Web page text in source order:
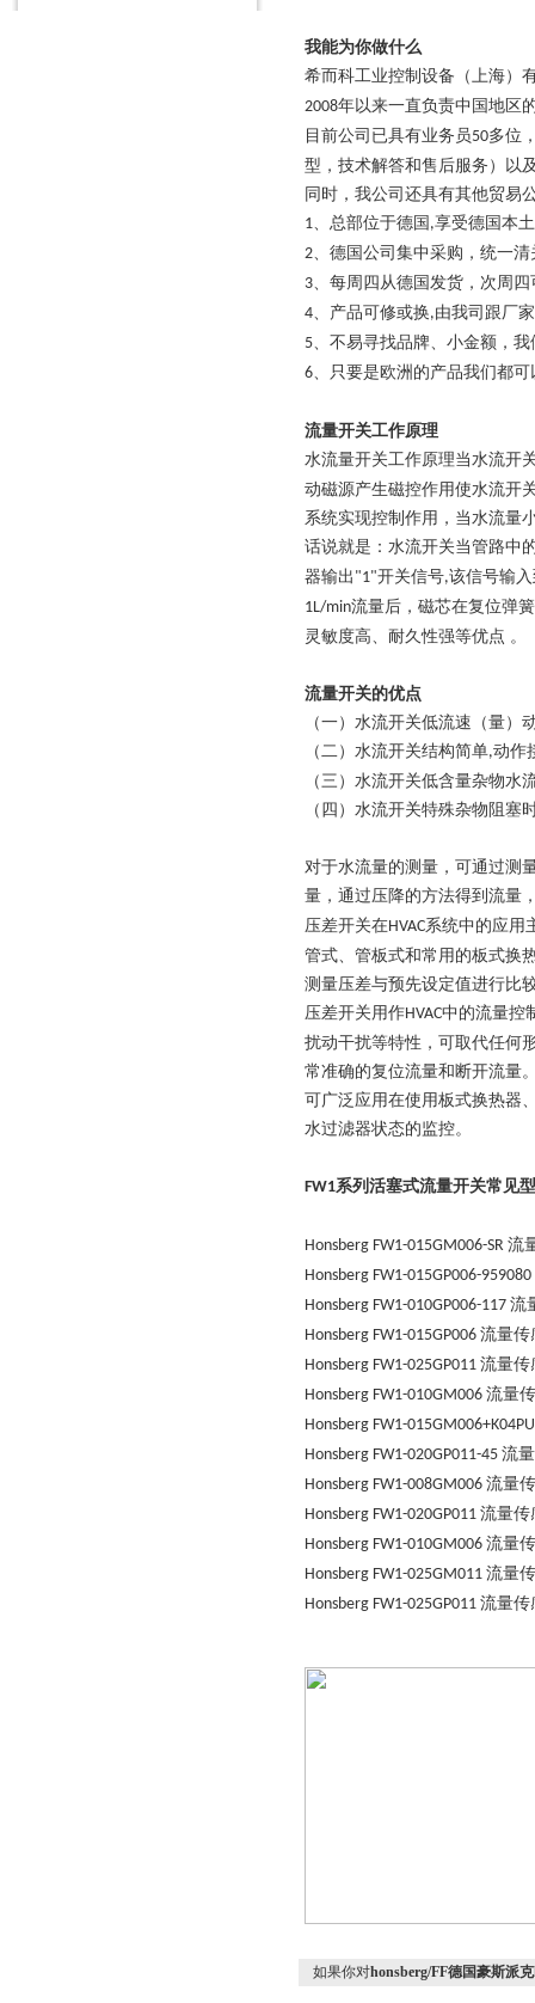
我能为你做什么
希而科工业控制设备（上海）
2008年以来一直负责中国地区
目前公司已具有业务员50多位
型，技术解答和售后服务）以
同时，我公司还具有其他贸易
1、总部位于德国 ,享受德国本
2、德国公司集中采购，统一清
3、每周四从德国发货，次周
4、产品可修或换,由我司跟厂
5、不易寻找品牌、小金额，
6、只要是欧洲的产品我们都
流量开关工作原理
水流量开关工作原理当水流开
动磁源产生磁控作用使水流开
系统实现控制作用，当水流量
话说就是：水流开关当管路中
器输出 "1"开关信号,该信号输
1L/min流量后，磁芯在复位弹
灵敏度高、耐久性强等优点 。
流量开关的优点
（一）水流开关低流速（量）
（二）水流开关结构简单,动作
（三）水流开关低含量杂物水
（四）水流开关特殊杂物阻塞
对于水流量的测量，可通过测
量，通过压降的方法得到流量
压差开关在HVAC系统中的应用
管式、管板式和常用的板式换
测量压差与预先设定值进行比
压差开关用作HVAC中的流量控
扰动干扰等特性，可取代任何
常准确的复位流量和断开流量
可广泛应用在使用板式换热器
水过滤器状态的监控。
FW1系列活塞式流量开关常见
Honsberg FW1-015GM006-SR 流
Honsberg FW1-015GP006-959080
Honsberg FW1-010GP006-117 流
Honsberg FW1-015GP006 流量传
Honsberg FW1-025GP011 流量传
Honsberg FW1-010GM006 流量
Honsberg FW1-
Honsberg FW1-020GP011-45 流
Honsberg FW1-008GM006 流量
Honsberg FW1-020GP011 流量传
Honsberg FW1-010GM006 流量
Honsberg FW1-025GM011 流量
Honsberg FW1-025GP011 流量传
如果你对honsberg/FF德国豪斯派